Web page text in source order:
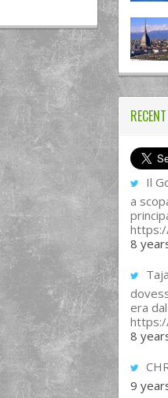
Il
a
8
era
8
9